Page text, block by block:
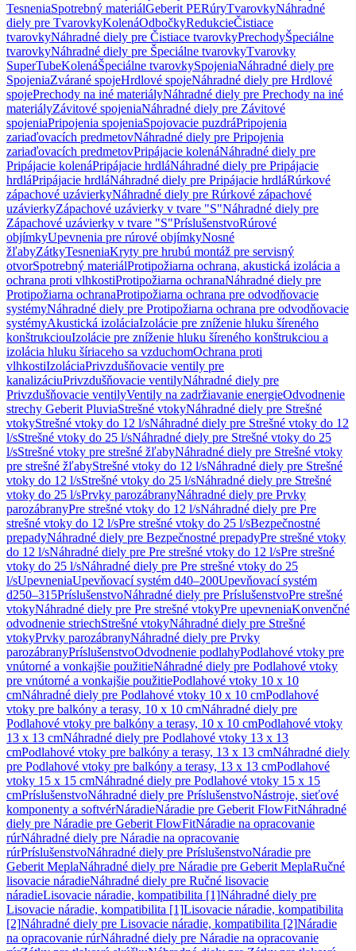
TesneniaSpotrebný materiálGeberit PERúryTvarovkyNáhradné
diely pre TvarovkyKolenáOdbočkyRedukcieČistiace
tvarovkyNáhradné diely pre Čistiace tvarovkyPrechodyŠpeciálne
tvarovkyNáhradné diely pre Špeciálne tvarovkyTvarovky
SuperTubeKolenáŠpeciálne tvarovkySpojeniaNáhradné diely pre
SpojeniaZvárané spojeHrdlové spojeNáhradné diely pre Hrdlové
spojePrechody na iné materiályNáhradné diely pre Prechody na iné
materiályZávitové spojeniaNáhradné diely pre Závitové
spojeniaPripojenia spojeniaSpojovacie puzdráPripojenia
zariaďovacích predmetovNáhradné diely pre Pripojenia
zariaďovacích predmetovPripájacie kolenáNáhradné diely pre
Pripájacie kolenáPripájacie hrdláNáhradné diely pre Pripájacie
hrdláPripájacie hrdláNáhradné diely pre Pripájacie hrdláRúrkové
zápachové uzávierkyNáhradné diely pre Rúrkové zápachové
uzávierkyZápachové uzávierky v tvare "S"Náhradné diely pre
Zápachové uzávierky v tvare "S"PríslušenstvoRúrové
objímkyUpevnenia pre rúrové objímkyNosné
žľabyZátkyTesneniaKryty pre hrubú montáž pre servisný
otvorSpotrebný materiálProtipožiarna ochrana, akustická izolácia a
ochrana proti vlhkostiProtipožiarna ochranaNáhradné diely pre
Protipožiarna ochranaProtipožiarna ochrana pre odvodňovacie
systémyNáhradné diely pre Protipožiarna ochrana pre odvodňovacie
systémyAkustická izoláciaIzolácie pre zníženie hluku šíreného
konštrukciouIzolácie pre zníženie hluku šíreného konštrukciou a
izolácia hluku šíriaceho sa vzduchomOchrana proti
vlhkostiIzoláciaPrivzdušňovacie ventily pre
kanalizáciuPrivzdušňovacie ventilyNáhradné diely pre
Privzdušňovacie ventilyVentily na zadržiavanie energieOdvodnenie
strechy Geberit PluviaStrešné vtokyNáhradné diely pre Strešné
vtokyStrešné vtoky do 12 l/sNáhradné diely pre Strešné vtoky do 12
l/sStrešné vtoky do 25 l/sNáhradné diely pre Strešné vtoky do 25
l/sStrešné vtoky pre strešné žľabyNáhradné diely pre Strešné vtoky
pre strešné žľabyStrešné vtoky do 12 l/sNáhradné diely pre Strešné
vtoky do 12 l/sStrešné vtoky do 25 l/sNáhradné diely pre Strešné
vtoky do 25 l/sPrvky parozábranyNáhradné diely pre Prvky
parozábranyPre strešné vtoky do 12 l/sNáhradné diely pre Pre
strešné vtoky do 12 l/sPre strešné vtoky do 25 l/sBezpečnostné
prepadyNáhradné diely pre Bezpečnostné prepadyPre strešné vtoky
do 12 l/sNáhradné diely pre Pre strešné vtoky do 12 l/sPre strešné
vtoky do 25 l/sNáhradné diely pre Pre strešné vtoky do 25
l/sUpevneniaUpevňovací systém d40–200Upevňovací systém
d250–315PríslušenstvoNáhradné diely pre PríslušenstvoPre strešné
vtokyNáhradné diely pre Pre strešné vtokyPre upevneniaKonvenčné
odvodnenie striechStrešné vtokyNáhradné diely pre Strešné
vtokyPrvky parozábranyNáhradné diely pre Prvky
parozábranyPríslušenstvoOdvodnenie podlahyPodlahové vtoky pre
vnútorné a vonkajšie použitieNáhradné diely pre Podlahové vtoky
pre vnútorné a vonkajšie použitiePodlahové vtoky 10 x 10
cmNáhradné diely pre Podlahové vtoky 10 x 10 cmPodlahové
vtoky pre balkóny a terasy, 10 x 10 cmNáhradné diely pre
Podlahové vtoky pre balkóny a terasy, 10 x 10 cmPodlahové vtoky
13 x 13 cmNáhradné diely pre Podlahové vtoky 13 x 13
cmPodlahové vtoky pre balkóny a terasy, 13 x 13 cmNáhradné diely
pre Podlahové vtoky pre balkóny a terasy, 13 x 13 cmPodlahové
vtoky 15 x 15 cmNáhradné diely pre Podlahové vtoky 15 x 15
cmPríslušenstvoNáhradné diely pre PríslušenstvoNástroje, sieťové
komponenty a softvérNáradieNáradie pre Geberit FlowFitNáhradné
diely pre Náradie pre Geberit FlowFitNáradie na opracovanie
rúrNáhradné diely pre Náradie na opracovanie
rúrPríslušenstvoNáhradné diely pre PríslušenstvoNáradie pre
Geberit MeplaNáhradné diely pre Náradie pre Geberit MeplaRučné
lisovacie náradieNáhradné diely pre Ručné lisovacie
náradieLisovacie náradie, kompatibilita [1]Náhradné diely pre
Lisovacie náradie, kompatibilita [1]Lisovacie náradie, kompatibilita
[2]Náhradné diely pre Lisovacie náradie, kompatibilita [2]Náradie
na opracovanie rúrNáhradné diely pre Náradie na opracovanie